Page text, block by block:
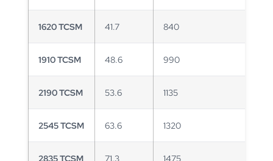
1620 TCSM 41.7 840
1910 TCSM 48.6 990
2190 TCSM 53.6 1135
2545 TCSM 63.6 1320
2835 TCSM 71.3 1475